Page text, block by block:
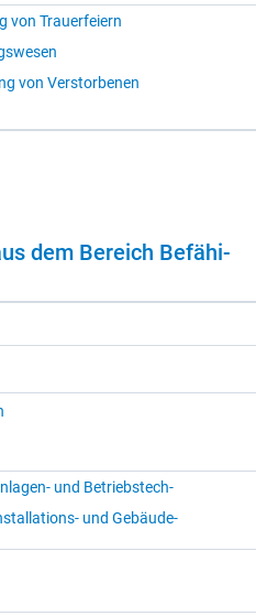
von Trauerfeiern
von Verstorbenen
dem Be­reich Be­fä­hi­
und Be­triebs­tech­
und Ge­bäu­de­